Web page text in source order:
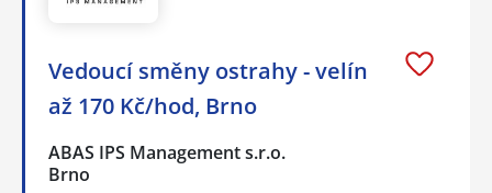
Vedoucí směny ostrahy - velín
až 170 Kč/hod, Brno
ABAS IPS Management s.r.o.
Brno